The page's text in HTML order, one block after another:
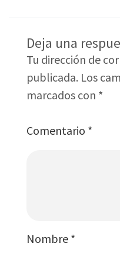
Deja una
Tu dirección de
publicada. Los
marcados con *
Comentario *
Nombre *